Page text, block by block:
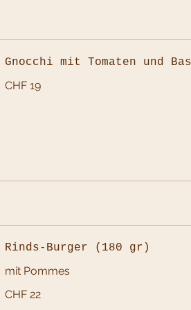
Gnocchi mit Tomaten und
CHF 19
Rinds-Burger (180 gr)
mit Pommes
CHF 22